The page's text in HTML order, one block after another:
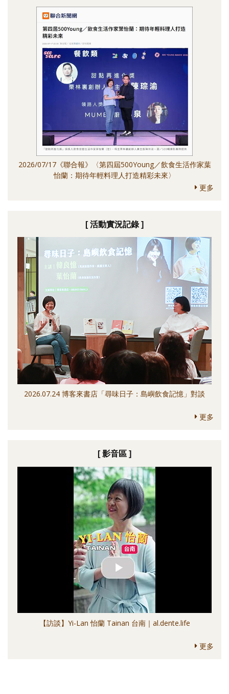
2026/07/17《聯合報》〈第四屆500Young／飲食生活作家葉
怡蘭：期待年輕料理人打造精彩未來〉
更多
[ 活動實況記錄 ]
2026.07.24 博客來書店「尋味日子：島嶼飲食記憶」對談
更多
[ 影音區 ]
【訪談】Yi-Lan 怡蘭 Tainan 台南｜al.dente.life
更多